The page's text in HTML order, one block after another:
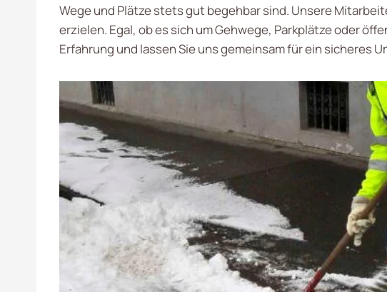
Wege und Plätze stets gut begehbar sind. Unsere
erzielen. Egal, ob es sich um Gehwege, Parkplätze oder
Erfahrung und lassen Sie uns gemeinsam für ein sicheres